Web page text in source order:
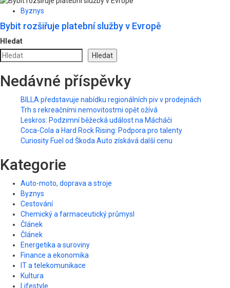
Byznys
Bybit rozšiřuje platební služby v Evropě
Hledat
Hledat
Nedávné příspěvky
BILLA představuje nabídku regionálních piv v prodejnách
Trh s rekreačními nemovitostmi opět ožívá
Leskros: Podzimní běžecká událost na Mácháči
Coca-Cola a Hard Rock Rising: Podpora pro talenty
Curiosity Fuel od Škoda Auto získává další cenu
Kategorie
Auto-moto, doprava a stroje
Byznys
Cestování
Chemický a farmaceutický průmysl
Článek
Článek
Energetika a suroviny
Finance a ekonomika
IT a telekomunikace
Kultura
Lifestyle